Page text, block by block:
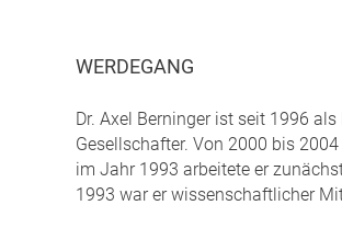
WERDEGANG
Dr. Axel Berninger ist seit 1996
Gesellschafter. Von 2000 bis
im Jahr 1993 arbeitete er
1993 war er wissenschaftlicher